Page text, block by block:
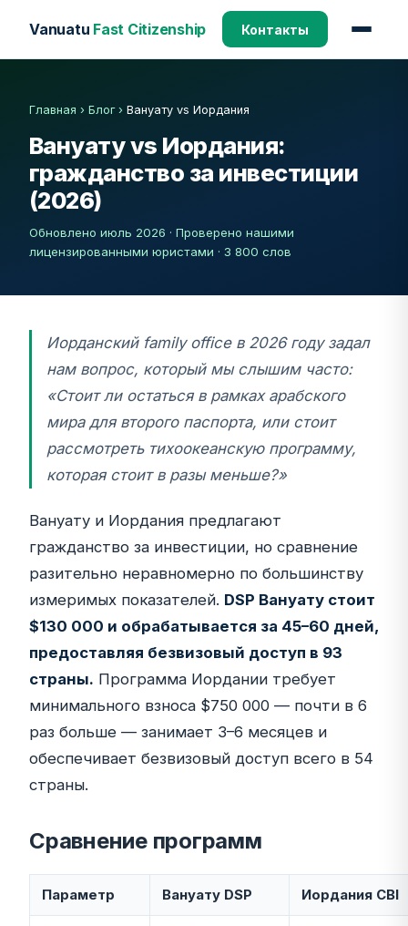
Vanuatu Fast Citizenship Контакты
Главная › Блог› Вануату vs Иордания
Вануату vs Иордания:
гражданство за инвестиции
(2026)
Обновлено июль 2026 · Проверено нашими
лицензированными юристами · 3 800 слов
Иорданский family office в 2026 году задал
нам вопрос, который мы слышим часто:
«Стоит ли остаться в рамках арабского
мира для второго паспорта, или стоит
рассмотреть тихоокеанскую программу,
которая стоит в разы меньше?»
Вануату и Иордания предлагают
гражданство за инвестиции, но сравнение
разительно неравномерно по большинству
измеримых показателей. DSP Вануату стоит
$130 000 и обрабатывается за 45–60 дней,
предоставляя безвизовый доступ в 93
страны. Программа Иордании требует
минимального взноса $750 000 — почти в 6
раз больше — занимает 3–6 месяцев и
обеспечивает безвизовый доступ всего в 54
страны.
Сравнение программ
Параметр Вануату DSP Иордания CBI